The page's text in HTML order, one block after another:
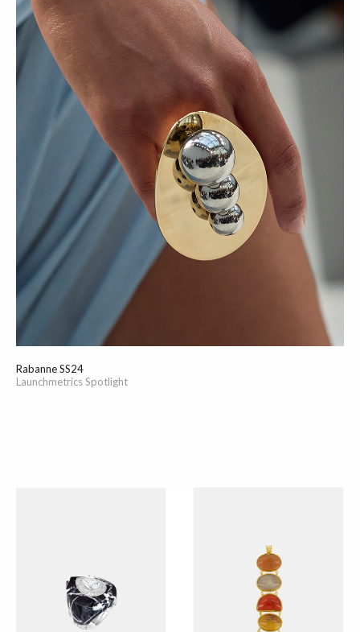
Rabanne SS24
Launchmetrics Spotlight